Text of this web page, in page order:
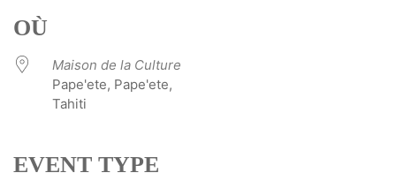
OÙ
Maison de la Culture
Pape'ete, Pape'ete,
Tahiti
EVENT TYPE